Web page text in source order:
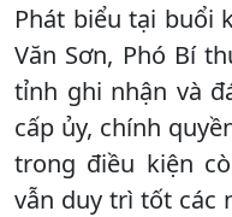
Phát biểu tại buổi
Văn Sơn, Phó Bí
tỉnh ghi nhận và
cấp ủy, chính
trong điều kiện
vẫn duy trì tốt các